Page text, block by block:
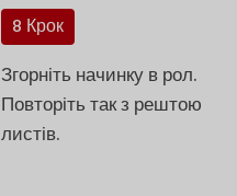
8 Крок
Згорніть начинку в рол.
Повторіть так з рештою
листів.